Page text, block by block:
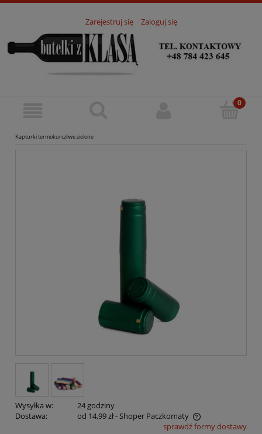
Zarejestruj się Zaloguj się
Kapturki termokurczliwe zielone
Wysyłka w:
24 godziny
Dostawa:
od 14,99 zł- Shoper Paczkomaty
Cena nie zawiera ewentualnych kosztów płatnościsprawdź formy dostawy